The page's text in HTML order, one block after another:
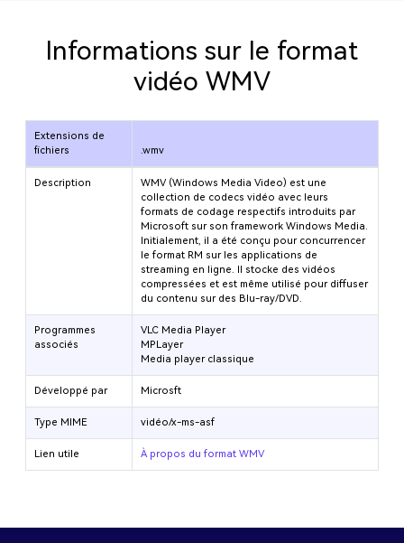
Informations sur le format
vidéo WMV
Extensions de
fichiers
.wmv
Description
WMV (Windows Media Video) est une
collection de codecs vidéo avec leurs
formats de codage respectifs introduits par
Microsoft sur son framework Windows Media.
Initialement, il a été conçu pour concurrencer
le format RM sur les applications de
streaming en ligne. Il stocke des vidéos
compressées et est même utilisé pour diffuser
du contenu sur des Blu-ray/DVD.
Programmes
associés
VLC Media Player
MPLayer
Media player classique
Développé par Microsft
Type MIME vidéo/x-ms-asf
Lien utile À propos du format WMV